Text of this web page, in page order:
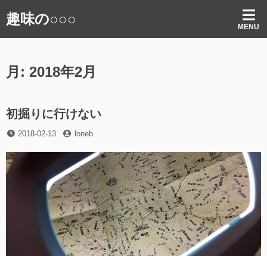
ン
ッ
趣味の○○○ MENU
月: 2018年2月
初掘りに行けない
投
日
2018-02-13
投loneb